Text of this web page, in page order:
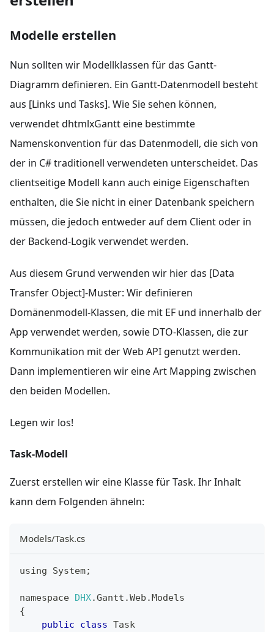
Modelle erstellen
Nun sollten wir Modellklassen für das Gantt-
Diagramm definieren. Ein Gantt-Datenmodell besteht
aus [Links und Tasks]. Wie Sie sehen können,
verwendet dhtmlxGantt eine bestimmte
Namenskonvention für das Datenmodell, die sich von
der in C# traditionell verwendeten unterscheidet. Das
clientseitige Modell kann auch einige Eigenschaften
enthalten, die Sie nicht in einer Datenbank speichern
müssen, die jedoch entweder auf dem Client oder in
der Backend-Logik verwendet werden.
Aus diesem Grund verwenden wir hier das [Data
Transfer Object]-Muster: Wir definieren
Domänenmodell-Klassen, die mit EF und innerhalb der
App verwendet werden, sowie DTO-Klassen, die zur
Kommunikation mit der Web API genutzt werden.
Dann implementieren wir eine Art Mapping zwischen
den beiden Modellen.
Legen wir los!
Task-Modell
Zuerst erstellen wir eine Klasse für Task. Ihr Inhalt
kann dem Folgenden ähneln:
Models/Task.cs
using System;
namespace DHX.Gantt .Web .Models
{
public
class Task